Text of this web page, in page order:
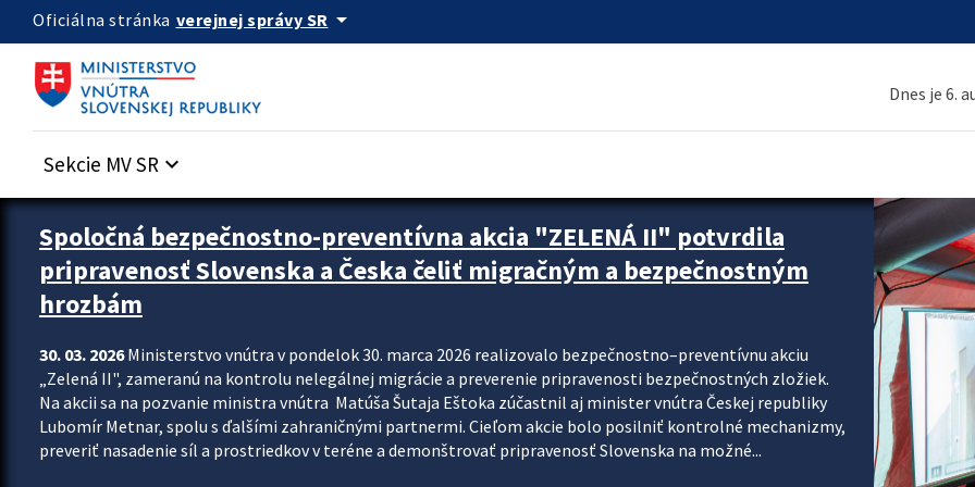
Preskocit na hlavný obsah
Oficiálna stránka verejnej správy SR arrow_drop_down
Dnes je 6.
Sekcie MV SR keyboard_arrow_down
Zastavit automatický posun upútavok
Spoločná bezpečnostno-preventívna akcia "ZELENÁ II" potvrdila
pripravenosť Slovenska a Česka čeliť migračným a bezpečnostným
hrozbám
30. 03. 2026Ministerstvo vnútra v pondelok 30. marca 2026 realizovalo bezpečnostno–preventívnu akciu
„Zelená II", zameranú na kontrolu nelegálnej migrácie a preverenie pripravenosti bezpečnostných zložiek.
Na akcii sa na pozvanie ministra vnútra Matúša Šutaja Eštoka zúčastnil aj minister vnútra Českej republiky
Lubomír Metnar, spolu s ďalšími zahraničnými partnermi. Cieľom akcie bolo posilniť kontrolné mechanizmy,
preveriť nasadenie síl a prostriedkov v teréne a demonštrovať pripravenosť Slovenska na možné...